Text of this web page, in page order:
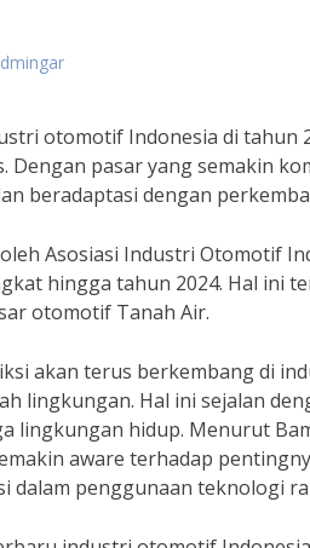
otomotif Indonesia di tahun
Dengan pasar yang semakin
beradaptasi dengan
Asosiasi Industri Otomotif
hingga tahun 2024. Hal ini
otomotif Tanah Air.
akan terus berkembang di
lingkungan. Hal ini sejalan
lingkungan hidup. Menurut
aware terhadap
dalam penggunaan teknologi